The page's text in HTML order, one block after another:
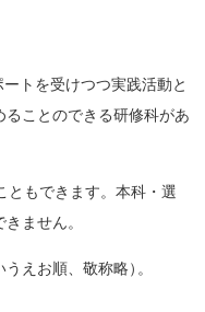
トを受けつつ実践活動と
ことのできる研修科があ
ともできます。本科・選
ません。
うえお順、敬称略） 。